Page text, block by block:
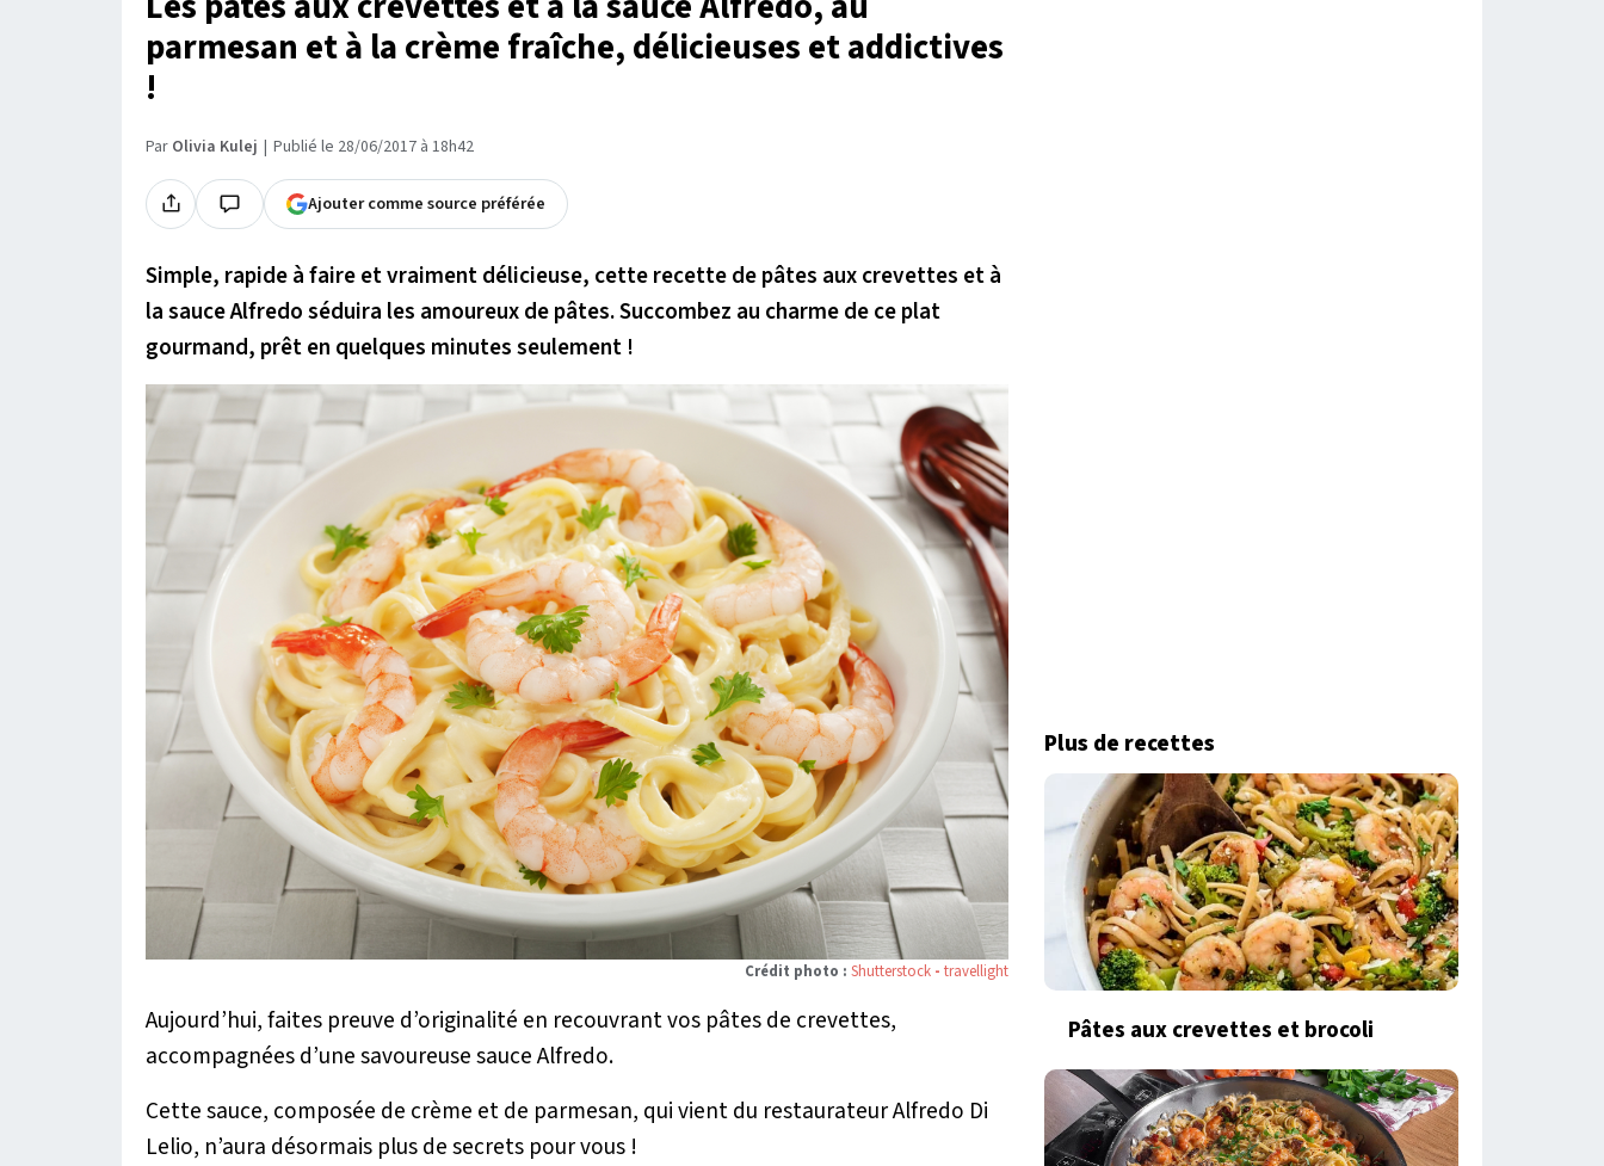
parmesan et à la crème fraîche, délicieuses et addictives
!
Par Olivia Kulej Publié le 28/06/2017 à 18h42
Ajouter comme source préférée
Simple, rapide à faire et vraiment délicieuse, cette recette de pâtes aux crevettes et à
la sauce Alfredo séduira les amoureux de pâtes. Succombez au charme de ce plat
gourmand, prêt en quelques minutes seulement !
Crédit photo :Shutterstock -travellight
Aujourd’hui, faites preuve d’originalité en recouvrant vos pâtes de crevettes,
accompagnées d’une savoureuse sauce Alfredo.
Cette sauce, composée de crème et de parmesan, qui vient du restaurateur Alfredo Di
Lelio, n’aura désormais plus de secrets pour vous !
Plus de recettes
Pâtes aux crevettes et brocoli